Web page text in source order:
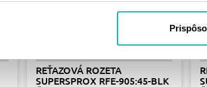
REŤAZOVÁ ROZETA
SUPERSPROX RFE-905:45-BLK